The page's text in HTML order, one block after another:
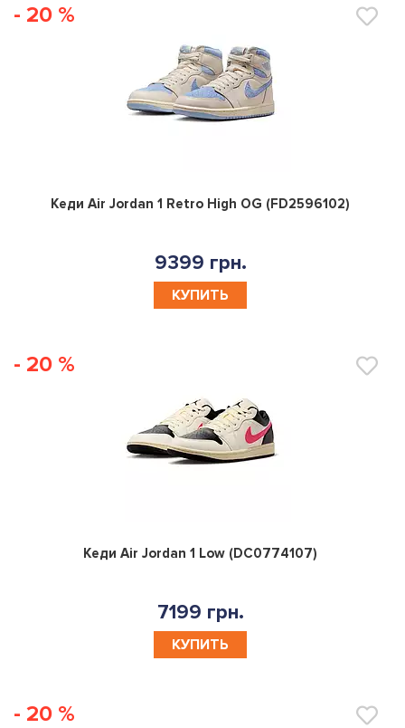
- 20 %
0
Кеди Air Jordan 1 Retro High OG (FD2596102)
9399 грн.
КУПИТЬ
- 20 %
0
Кеди Air Jordan 1 Low (DC0774107)
7199 грн.
КУПИТЬ
- 20 %